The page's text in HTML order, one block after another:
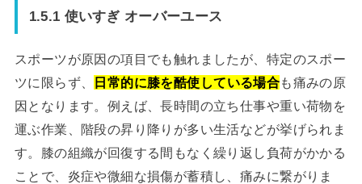
1.5.1 使いすぎ オーバーユース
スポーツが原因の項目でも触れましたが、特定のスポー
ツに限らず、
日常的に膝を酷使している場合も痛みの原
因となります。例えば、長時間の立ち仕事や重い荷物を
運ぶ作業、階段の昇り降りが多い生活などが挙げられま
す。膝の組織が回復する間もなく繰り返し負荷がかかる
ことで、炎症や微細な損傷が蓄積し、痛みに繋がりま